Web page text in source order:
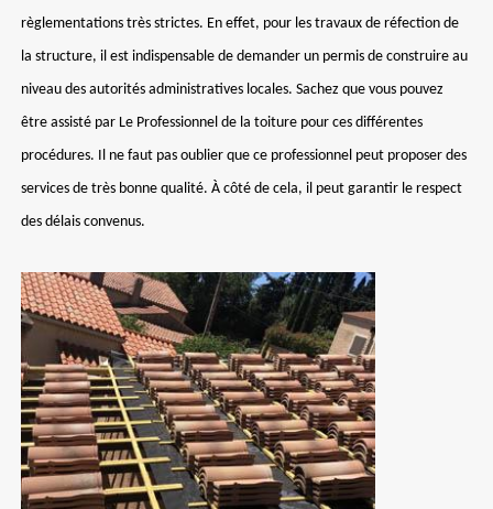
règlementations très strictes. En effet, pour les travaux de réfection de
la structure, il est indispensable de demander un permis de construire au
niveau des autorités administratives locales. Sachez que vous pouvez
être assisté par Le Professionnel de la toiture pour ces différentes
procédures. Il ne faut pas oublier que ce professionnel peut proposer des
services de très bonne qualité. À côté de cela, il peut garantir le respect
des délais convenus.